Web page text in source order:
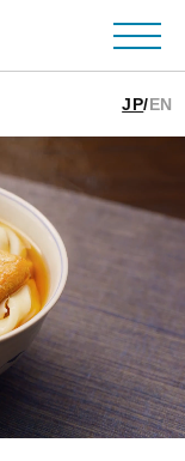
JP/EN